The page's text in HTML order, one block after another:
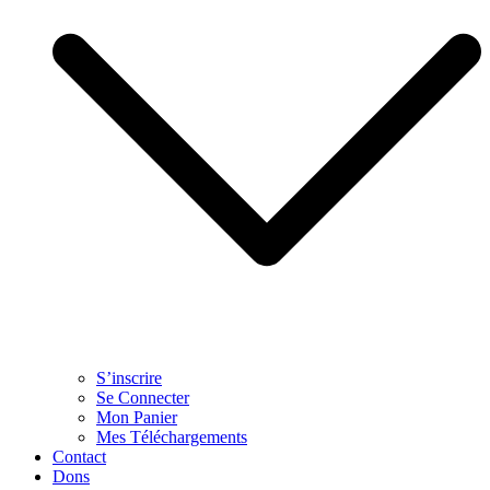
S’inscrire
Se Connecter
Mon Panier
Mes Téléchargements
Contact
Dons